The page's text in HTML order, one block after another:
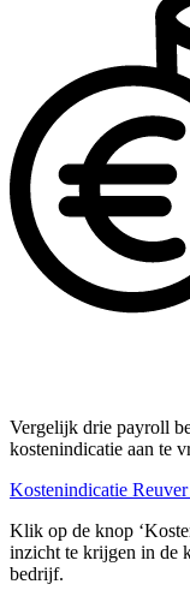
Vergelijk drie payroll
kostenindicatie aan te
Kostenindicatie
Klik op de knop
inzicht te krijgen in de
bedrijf.